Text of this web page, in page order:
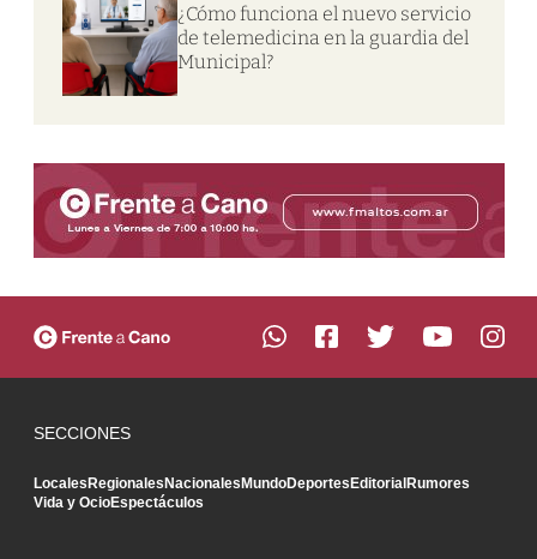
¿Cómo funciona el nuevo servicio
de telemedicina en la guardia del
Municipal?
SECCIONES
LocalesRegionalesNacionalesMundoDeportesEditorialRumores
Vida y OcioEspectáculos